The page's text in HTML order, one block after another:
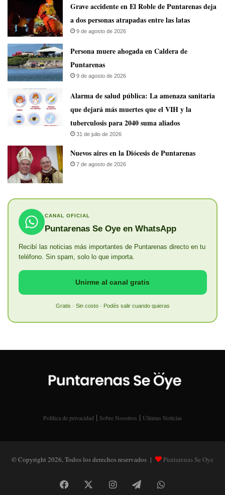
Grave accidente en El Roble de Puntarenas deja
a dos personas atrapadas entre las latas
9 de agosto de 2026
Persona muere ahogada en Caldera de
Puntarenas
9 de agosto de 2026
​Alarma de salud pública: La amenaza sanitaria
que dejará más muertes que el VIH y la
tuberculosis para 2040 suma aliados
31 de julio de 2026
​Nuevos aires en la Diócesis de Puntarenas
7 de agosto de 2026
CANAL OFICIAL
Puntarenas Se Oye en WhatsApp
Recibí las noticias más importantes de Puntarenas directo en tu
teléfono. Sin spam, solo lo que importa.
Unirme al canal gratis
Gratis · Sin costo · Podés salir cuando quieras
Política de privacidad | Sobre Nosotros | Últimas Noticias
© Copyright 2026, Todos los derechos reservados | Puntarenas Se Oye
Facebook InstagramTelegramWhatsApp